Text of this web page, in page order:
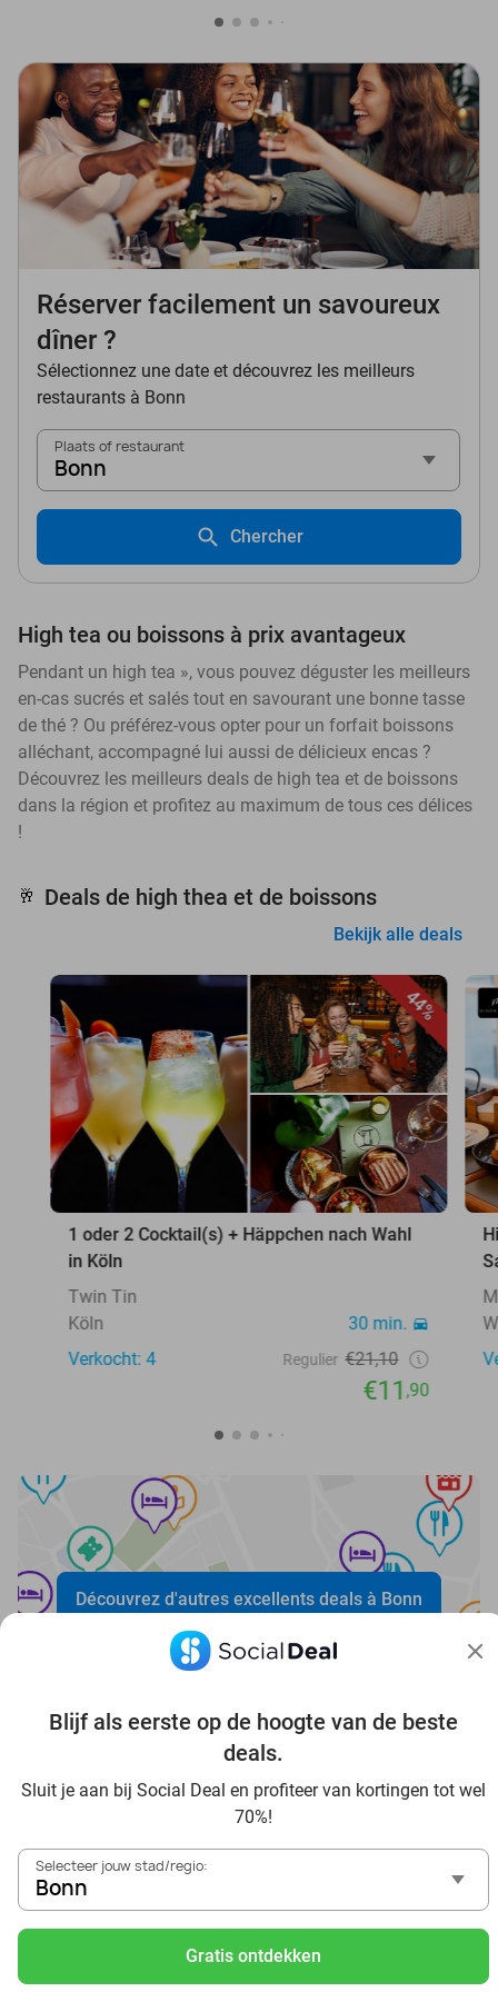
Blijf als eerste op de hoogte van de beste
deals.
Sluit je aan bij Social Deal en profiteer van kortingen tot wel
70%!
Selecteer jouw stad/regio:
Bonn
Gratis ontdekken
Réserver facilement un savoureux
dîner ?
Sélectionnez une date et découvrez les meilleurs
restaurants à Bonn
Plaats of restaurant
Bonn
Chercher
High tea ou boissons à prix avantageux
Pendant un high tea », vous pouvez déguster les meilleurs
en-cas sucrés et salés tout en savourant une bonne tasse
de thé ? Ou préférez-vous opter pour un forfait boissons
alléchant, accompagné lui aussi de délicieux encas ?
Découvrez les meilleurs deals de high tea et de boissons
dans la région et profitez au maximum de tous ces délices
!
🥂 Deals de high thea et de boissons
Bekijk alle deals
44%
1 oder 2 Cocktail(s) + Häppchen nach Wahl
in Köln
Twin Tin
Köln
30 min.
Verkocht: 4
Regulier €21,10
€11,90
Découvrez d'autres excellents deals à Bonn
Voordelig genieten in Bonn: haal deal-inspiratie uit onze
In die Sauna in Bonn und Umgebung
Tagesausflug zum Movie Park Germany mit Rabatt, von
Bonn aus
Frühstück & Mittagessen in Bonn
Reise von Bonn aus und erlebe einen fantastischen Tag im
Freizeitpark Europa-Park